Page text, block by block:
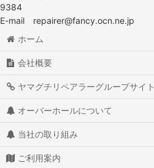
9384
E-mail repairer@fancy.ocn.ne.jp
ホーム
会社概要
ヤマグチリペアラーグループサイト
オーバーホールについて
当社の取り組み
ご利用案内